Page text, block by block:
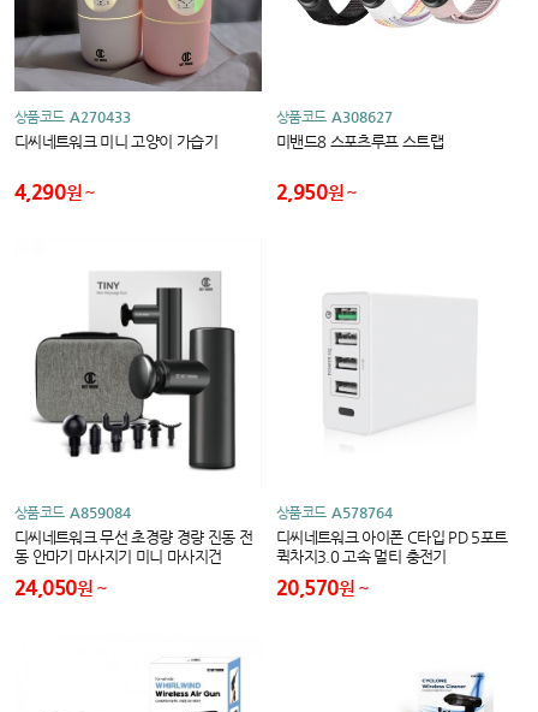
상품코드 A270433
디씨네트워크 미니 고양이 가습기
4,290원
상품코드 A308627
미밴드8 스포츠루프 스트랩
2,950원
상품코드 A859084
디씨네트워크 무선 초경량 경량 진동 전
동 안마기 마사지기 미니 마사지건
24,050원
상품코드 A578764
디씨네트워크 아이폰 C타입 PD 5포트
퀵차지3.0 고속 멀티 충전기
20,570원